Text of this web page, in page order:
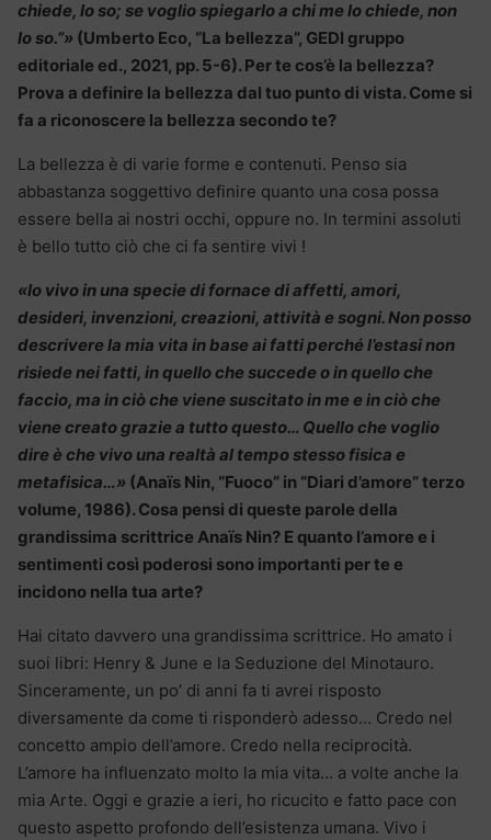
chiede, lo so; se voglio spiegarlo a chi me lo chiede, non
lo so.”» (Umberto Eco, “La bellezza”, GEDI gruppo
editoriale ed., 2021, pp. 5-6). Per te cos’è la bellezza?
Prova a definire la bellezza dal tuo punto di vista. Come si
fa a riconoscere la bellezza secondo te?
La bellezza è di varie forme e contenuti. Penso sia
abbastanza soggettivo definire quanto una cosa possa
essere bella ai nostri occhi, oppure no. In termini assoluti
è bello tutto ciò che ci fa sentire vivi !
«Io vivo in una specie di fornace di affetti, amori,
desideri, invenzioni, creazioni, attività e sogni. Non posso
descrivere la mia vita in base ai fatti perché l’estasi non
risiede nei fatti, in quello che succede o in quello che
faccio, ma in ciò che viene suscitato in me e in ciò che
viene creato grazie a tutto questo… Quello che voglio
dire è che vivo una realtà al tempo stesso fisica e
metafisica…» (Anaïs Nin, “Fuoco” in “Diari d’amore” terzo
volume, 1986). Cosa pensi di queste parole della
grandissima scrittrice Anaïs Nin? E quanto l’amore e i
sentimenti così poderosi sono importanti per te e
incidono nella tua arte?
Hai citato davvero una grandissima scrittrice. Ho amato i
suoi libri: Henry & June e la Seduzione del Minotauro.
Sinceramente, un po’ di anni fa ti avrei risposto
diversamente da come ti risponderò adesso… Credo nel
concetto ampio dell’amore. Credo nella reciprocità.
L’amore ha influenzato molto la mia vita… a volte anche la
mia Arte. Oggi e grazie a ieri, ho ricucito e fatto pace con
questo aspetto profondo dell’esistenza umana. Vivo i